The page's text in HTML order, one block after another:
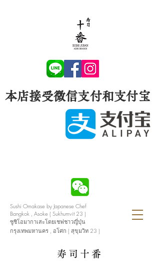
Sushi Omakase by Japanese Chef
Bangkok , Asoke ( Sukhumvit 23 )
ซูชิโอมากาเสะโดยเชฟชาวญี่ปุ่น
กรุงเทพมหานคร , อโศก ( สุขุมวิท 23 )
寿司十番
本店接受微信支付和支付宝